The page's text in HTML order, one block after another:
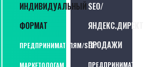
ИНДИВИДУАЛЬНЫЙ
ФОРМАТ
ПРЕДПРИНИМАТЕЛЯМ/SEO/
МАРКЕТОЛОГАМ
SEO/
ПРОДАЖИ